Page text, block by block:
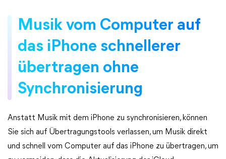
Musik vom Computer auf
das iPhone schnellerer
übertragen ohne
Synchronisierung
Anstatt Musik mit dem iPhone zu synchronisieren, können
Sie sich auf Übertragungstools verlassen, um Musik direkt
und schnell vom Computer auf das iPhone zu übertragen, um